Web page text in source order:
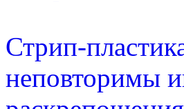
Стрип-
неповторимы